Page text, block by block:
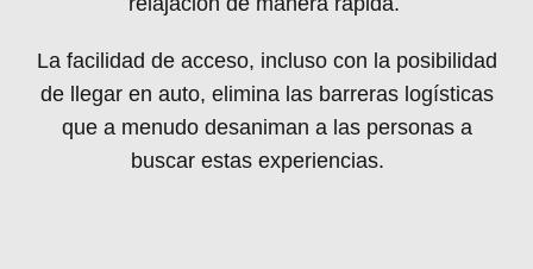
La facilidad de acceso, incluso con la posibilidad
de llegar en auto, elimina las barreras logísticas
que a menudo desaniman a las personas a
buscar estas experiencias.